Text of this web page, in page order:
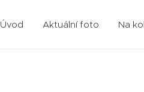
Úvod Aktuální foto Na